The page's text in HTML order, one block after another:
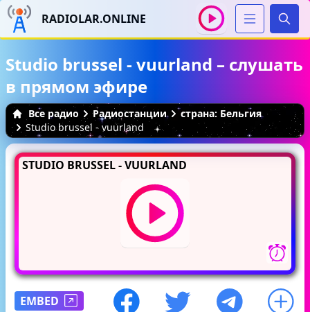
RADIOLAR.ONLINE
Studio brussel - vuurland – слушать
в прямом эфире
Все радио Радиостанции
страна: Бельгия
Studio brussel - vuurland
STUDIO BRUSSEL - VUURLAND
EMBED